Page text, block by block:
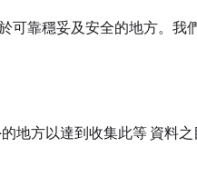
靠穩妥及安全的地方。我
地方以達到收集此等 資料